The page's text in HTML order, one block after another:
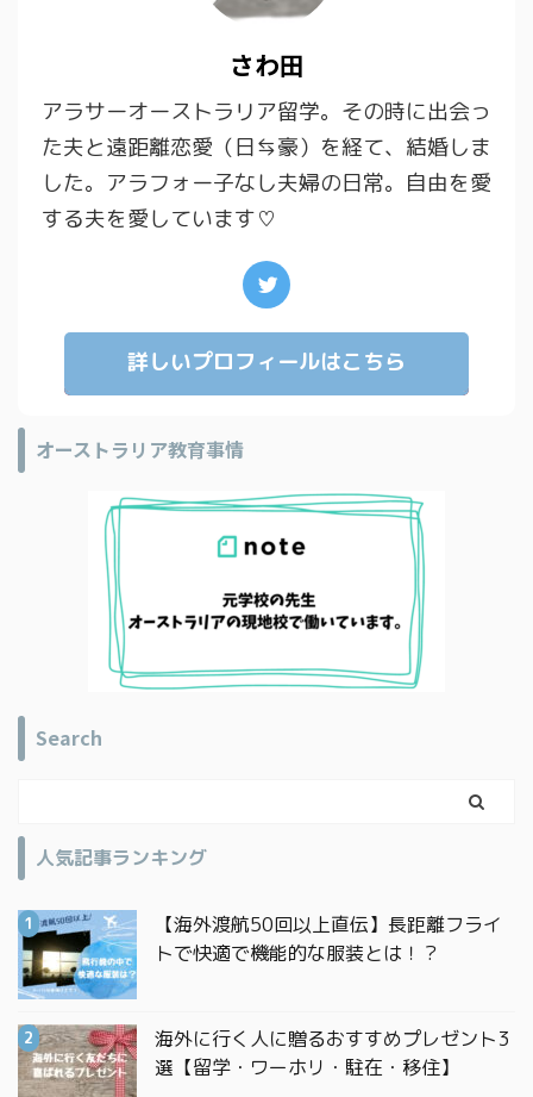
さわ田
アラサーオーストラリア留学。その時に出会っ
た夫と遠距離恋愛（日⇆豪）を経て、結婚しま
した。アラフォー子なし夫婦の日常。自由を愛
する夫を愛しています♡
詳しいプロフィールはこちら
オーストラリア教育事情
Search
人気記事ランキング
【海外渡航50回以上直伝】長距離フライ
トで快適で機能的な服装とは！？
海外に行く人に贈るおすすめプレゼント3
選【留学・ワーホリ・駐在・移住】